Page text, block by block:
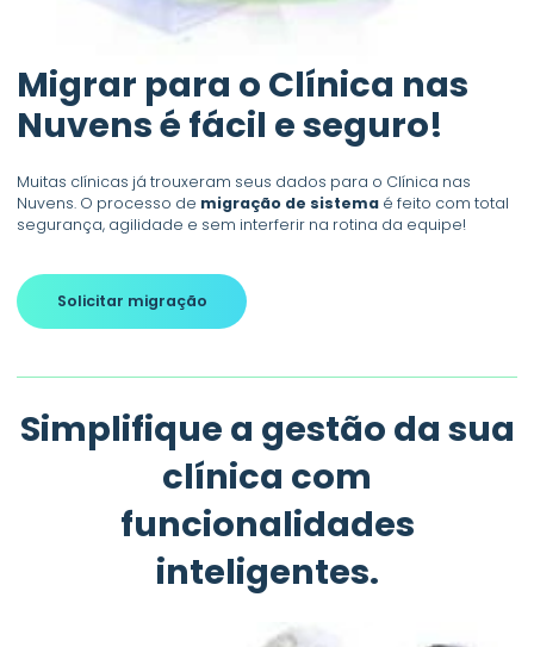
Migrar para o Clínica nas
Nuvens é fácil e seguro!
Muitas clínicas já trouxeram seus dados para o Clínica nas
Nuvens. O processo de migração de sistema é feito com total
segurança, agilidade e sem interferir na rotina da equipe!
Solicitar migração
Simplifique a gestão da sua
clínica com
funcionalidades
inteligentes.